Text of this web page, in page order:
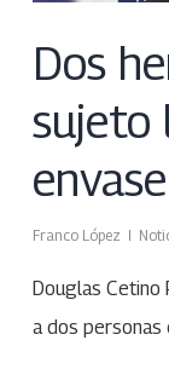
Dos
sujeto
Franco López
Douglas Cetino
a dos personas